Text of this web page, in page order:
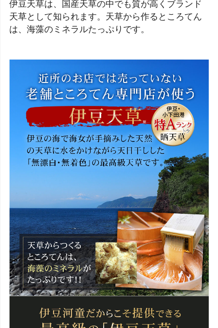
伊豆天草は、国産天草の中でも質が高くブランド
天草として知られます。天草から作るところてん
は、海藻のミネラルたっぷりです。